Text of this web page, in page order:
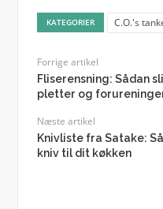
KATEGORIER C.O.'s
Forrige artikel
Fliserensning: Sådan
pletter og
Næste artikel
Knivliste fra Satake:
kniv til dit køkken